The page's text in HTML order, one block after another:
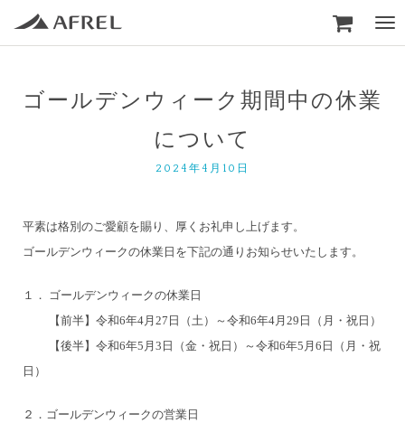

ゴールデンウィーク期間中の休業
について
2024年4月10日
平素は格別のご愛顧を賜り、厚くお礼申し上げます。
ゴールデンウィークの休業日を下記の通りお知らせいたします。
１． ゴールデンウィークの休業日
【前半】令和6年4月27日（土）～令和6年4月29日（月・祝日）
【後半】令和6年5月3日（金・祝日）～令和6年5月6日（月・祝
日）
２．ゴールデンウィークの営業日